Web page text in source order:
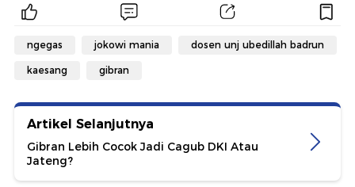
ngegas jokowi mania dosen unj ubedillah badrun
kaesang gibran
Artikel Selanjutnya
Gibran Lebih Cocok Jadi Cagub DKI Atau
Jateng?